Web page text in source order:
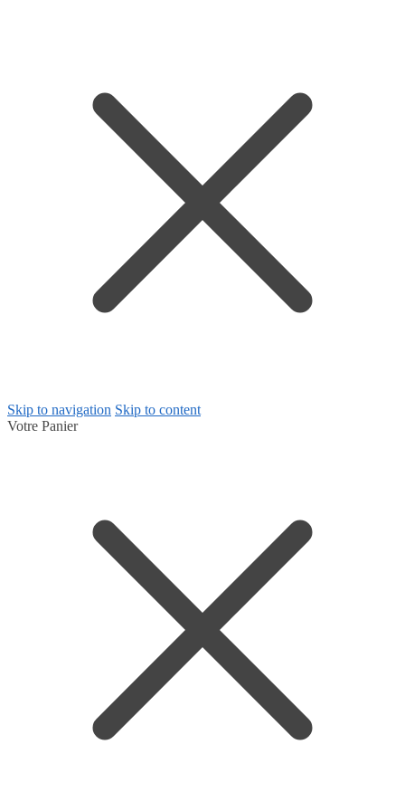
Skip to navigation Skip to content
Votre Panier